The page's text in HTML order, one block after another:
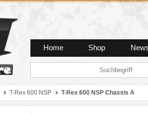
Home Shop
T-Rex 600 NSP T-Rex 600 NSP Chassis A